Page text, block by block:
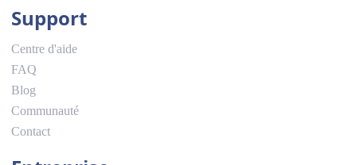
Support
Centre d'aide
FAQ
Blog
Communauté
Contact